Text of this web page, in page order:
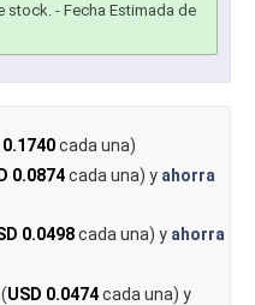
stock. - Fecha Estimada de
0.1740cada una)
0.0874cada una) y ahorra
0.0498cada una) y ahorra
USD 0.0474cada una) y